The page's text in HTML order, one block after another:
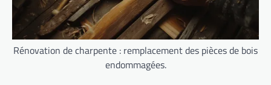
Rénovation de charpente : remplacement des pièces de bois
endommagées.